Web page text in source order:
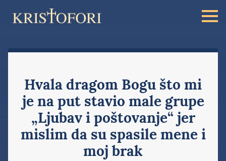
Hvala dragom Bogu što mi
je na put stavio male grupe
„Ljubav i poštovanje“ jer
mislim da su spasile mene i
moj brak